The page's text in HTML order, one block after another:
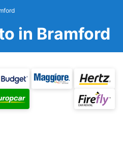
in Bramford